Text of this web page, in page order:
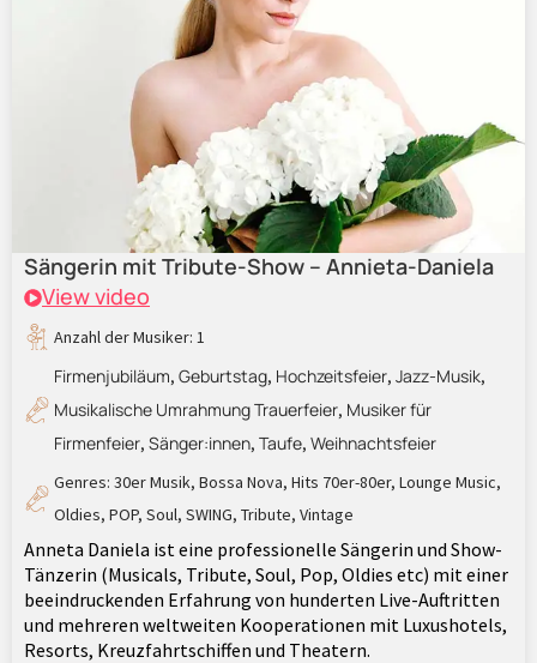
Sängerin mit Tribute-Show – Annieta-Daniela
View video
Anzahl der Musiker: 1
Firmenjubiläum, Geburtstag, Hochzeitsfeier, Jazz-Musik,
Musikalische Umrahmung Trauerfeier, Musiker für
Firmenfeier, Sänger:innen, Taufe, Weihnachtsfeier
Genres: 30er Musik, Bossa Nova, Hits 70er-80er, Lounge Music,
Oldies, POP, Soul, SWING, Tribute, Vintage
Anneta Daniela ist eine professionelle Sängerin und Show-
Tänzerin (Musicals, Tribute, Soul, Pop, Oldies etc) mit einer
beeindruckenden Erfahrung von hunderten Live-Auftritten
und mehreren weltweiten Kooperationen mit Luxushotels,
Resorts, Kreuzfahrtschiffen und Theatern.